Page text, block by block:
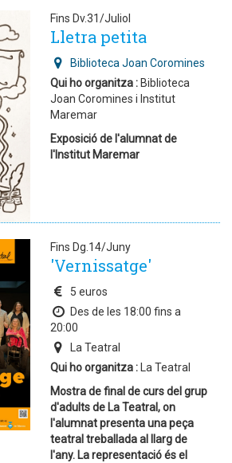
Fins Dv.31/Juliol
Lletra petita
Biblioteca Joan Coromines
Qui ho organitza : Biblioteca
Joan Coromines i Institut
Maremar
Exposició de l'alumnat de
l'Institut Maremar
Fins Dg.14/Juny
'Vernissatge'
5 euros
Des de les 18:00 fins a
20:00
La Teatral
Qui ho organitza : La Teatral
Mostra de final de curs del grup
d'adults de La Teatral, on
l'alumnat presenta una peça
teatral treballada al llarg de
l'any. La representació és el